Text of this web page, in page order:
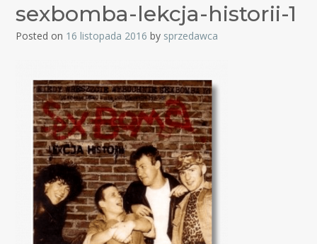
sexbomba-lekcja-historii-1
Posted on 16 listopada 2016 by sprzedawca